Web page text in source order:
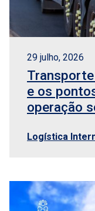
29 julho, 2026
e os
operação
Logística